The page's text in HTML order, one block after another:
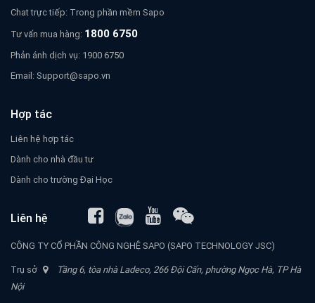
Chat trực tiếp: Trong phần mềm Sapo
Tư vấn mua hàng: 1800 6750
Phản ánh dịch vụ: 1900 6750
Email:Support@sapo.vn
Hợp tác
Liên hệ hợp tác
Dành cho nhà đầu tư
Dành cho trường Đại Học
Liên hệ
CÔNG TY CỔ PHẦN CÔNG NGHỆ SAPO (SAPO TECHNOLOGY JSC)
Trụ sở
Tầng 6, tòa nhà Ladeco, 266 Đội Cấn, phường Ngọc Hà, TP Hà
Nội